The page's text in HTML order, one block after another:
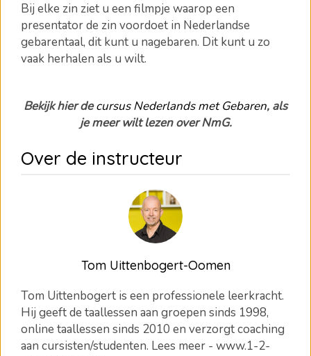
Bij elke zin ziet u een filmpje waarop een
presentator de zin voordoet in Nederlandse
gebarentaal, dit kunt u nagebaren. Dit kunt u zo
vaak herhalen als u wilt.
Bekijk hier decursus Nederlands met Gebaren, als
je meer wilt lezen over NmG.
Over de instructeur
Tom Uittenbogert-Oomen
Tom Uittenbogert is een professionele leerkracht.
Hij geeft de taallessen aan groepen sinds 1998,
online taallessen sinds 2010 en verzorgt coaching
aan cursisten/studenten. Lees meer - www.1-2-